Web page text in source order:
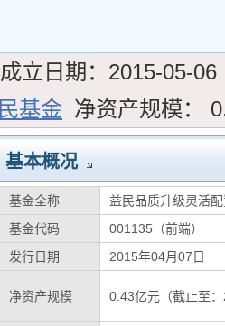
成立日期： 2015-05-06
民基金 净资产规模：
基本概况
基金全称
益民品质升级灵活
基金代码
001135（前端）
发行日期
2015年04月07日
净资产规模 0.43亿元（截止至